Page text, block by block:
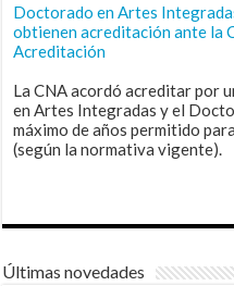
Doctorado en Artes
obtienen acreditación ante la
Acreditación
La CNA acordó acreditar por
en Artes Integradas y el
máximo de años permitido
(según la normativa vigente).
Últimas novedades